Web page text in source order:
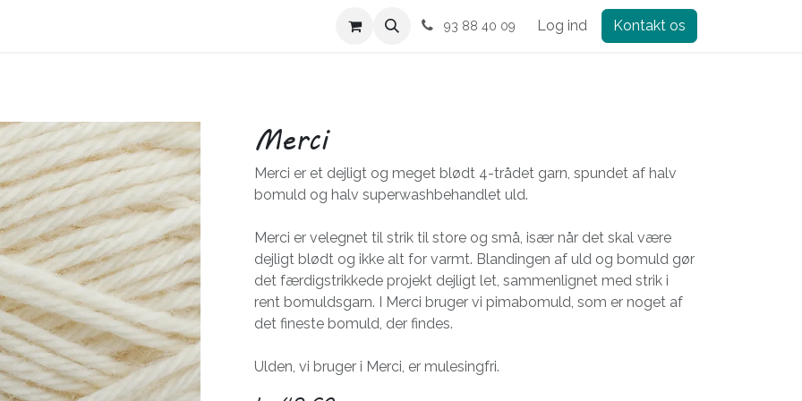
93 88 40 09 Log ind Kontakt os
Merci
Merci er et dejligt og meget blødt 4-trådet garn, spundet af halv
bomuld og halv superwashbehandlet uld.
Merci er velegnet til strik til store og små, især når det skal være
dejligt blødt og ikke alt for varmt. Blandingen af uld og bomuld gør
det færdigstrikkede projekt dejligt let, sammenlignet med strik i
rent bomuldsgarn. I Merci bruger vi pimabomuld, som er noget af
det fineste bomuld, der findes.
Ulden, vi bruger i Merci, er mulesingfri.